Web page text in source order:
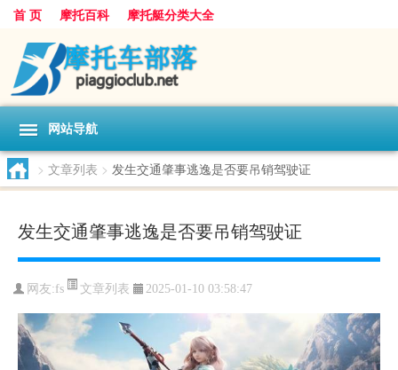
首 页 摩托百科 摩托艇分类大全
网站导航
> 文章列表 > 发生交通肇事逃逸是否要吊销驾驶证
发生交通肇事逃逸是否要吊销驾驶证
网友:fs 文章列表 2025-01-10 03:58:47